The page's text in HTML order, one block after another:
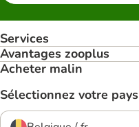
Services
Avantages zooplus
Acheter malin
Sélectionnez votre pays